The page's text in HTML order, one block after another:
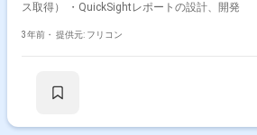
ス取得） ・QuickSightレポートの設計、開発
3年前・ 提供元: フリコン